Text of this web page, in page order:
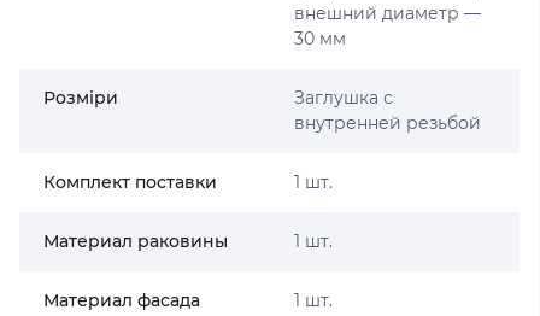
внешний диаметр —
30 мм
Розміри
Заглушка с
внутренней резьбой
Комплект поставки 1 шт.
Материал раковины 1 шт.
Материал фасада 1 шт.